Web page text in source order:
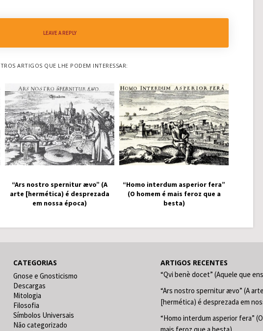
LEAVE A REPLY
ARTIGOS QUE LHE PODEM INTERESSAR:
“Ars nostro spernitur ævo” (A
arte [hermética) é desprezada
em nossa época)
“Homo interdum asperior fera”
(O homem é mais feroz que a
besta)
CATEGORIAS
Gnose e Gnosticismo
Descargas
Mitologia
Filosofia
Símbolos Universais
Não categorizado
ARTIGOS RECENTES
“Qvi benè docet” (Aquele que
“Ars nostro spernitur ævo” (A arte
[hermética) é desprezada em
“Homo interdum asperior fera”